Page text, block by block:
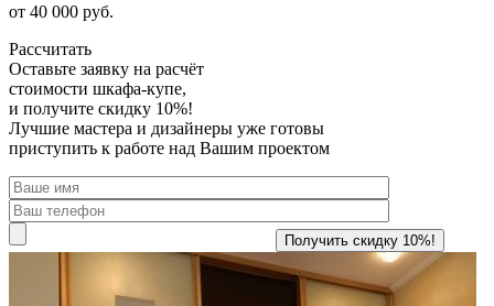
от 40 000 руб.
Рассчитать
Оставьте заявку на расчёт
стоимости шкафа-купе,
и получите скидку 10%!
Лучшие мастера и дизайнеры уже готовы
приступить к работе над Вашим проектом